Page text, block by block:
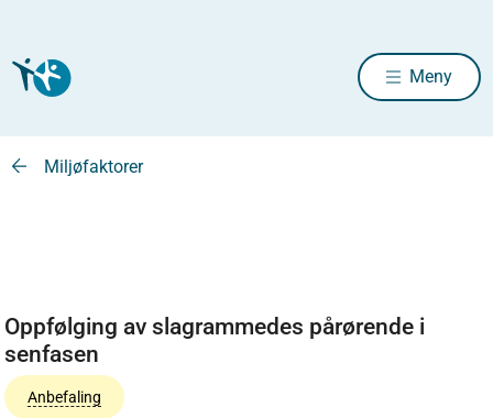
Meny
Miljøfaktorer
Oppfølging av slagrammedes pårørende i
senfasen
Anbefaling